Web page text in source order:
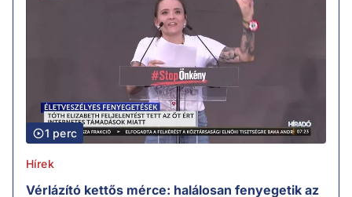
1 perc
Hírek
Vérlázító kettős mérce: halálosan fenyegetik az